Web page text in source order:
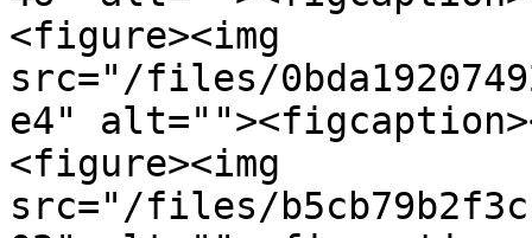
<figure><img
src="/files/
e4"
<figure><img
src="/files/